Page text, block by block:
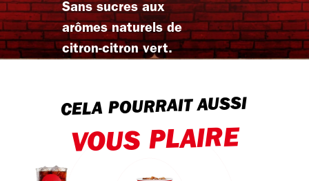
Sans sucres aux
arômes naturels de
citron-citron vert.
CELA POURRAIT AUSSI
VOUS PLAIRE